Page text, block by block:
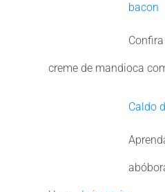
bacon
creme de mandioca
Caldo